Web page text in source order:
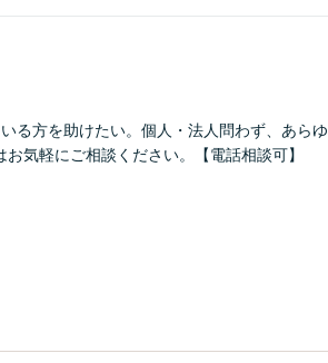
る方を助けたい。個人・法人問わず、あらゆ
気軽にご相談ください。【電話相談可】